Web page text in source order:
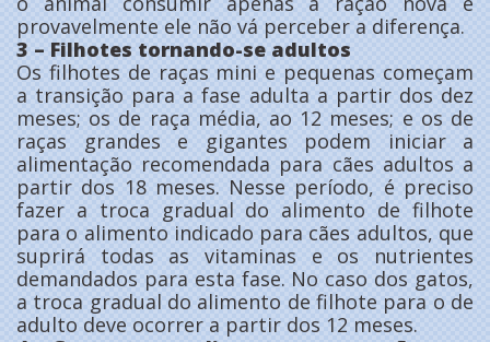
provavelmente ele não vá perceber a diferença.
3 – Filhotes tornando-se adultos
Os filhotes de raças mini e pequenas começam
a transição para a fase adulta a partir dos dez
meses; os de raça média, ao 12 meses; e os de
raças grandes e gigantes podem iniciar a
alimentação recomendada para cães adultos a
partir dos 18 meses. Nesse período, é preciso
fazer a troca gradual do alimento de filhote
para o alimento indicado para cães adultos, que
suprirá todas as vitaminas e os nutrientes
demandados para esta fase. No caso dos gatos,
a troca gradual do alimento de filhote para o de
adulto deve ocorrer a partir dos 12 meses.